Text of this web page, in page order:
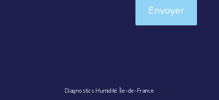
Envoyer
Diagnostics Humidité Île-de-France